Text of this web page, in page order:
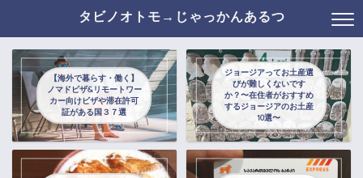
タビノオトモ→じゃっかんあるつ
【海外で暮らす・働く】
ノマドビザ&リモートワー
カー向けビザや滞在許可
証がある国３７選
ジョージアってお土産選
びが難しくないです
か？〜在住者がおすすめ
するジョージアのお土産
10選〜